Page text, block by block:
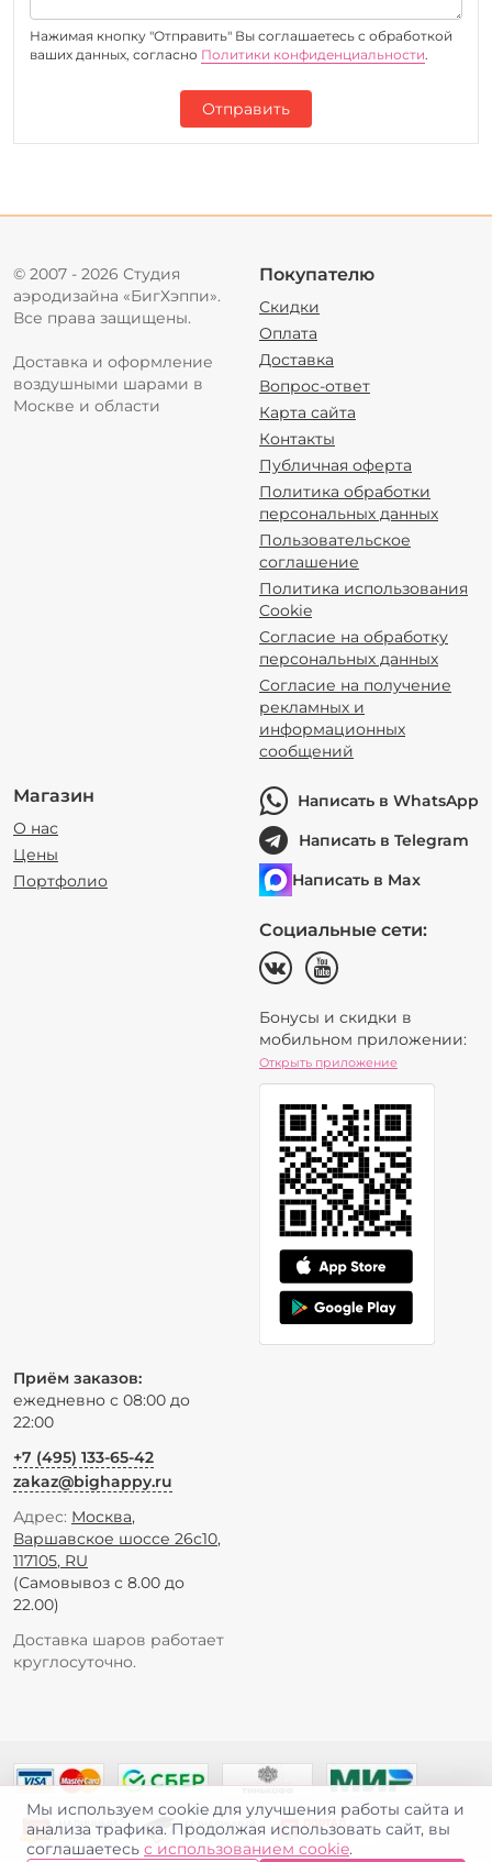
Нажимая кнопку "Отправить" Вы соглашаетесь c обработкой
ваших данных, согласно Политики конфиденциальности.
Отправить
© 2007 - 2026 Студия
аэродизайна «БигХэппи».
Все права защищены.
Доставка и оформление
воздушными шарами в
Москве и области
Покупателю
Скидки
Оплата
Доставка
Вопрос-ответ
Карта сайта
Контакты
Публичная оферта
Политика обработки
персональных данных
Пользовательское
соглашение
Политика использования
Cookie
Согласие на обработку
персональных данных
Согласие на получение
рекламных и
информационных
сообщений
Магазин
О нас
Цены
Портфолио
Написать в WhatsApp
Написать в Telegram
Написать в Max
Социальные сети:
Бонусы и скидки в
мобильном приложении:
Открыть приложение
Приём заказов:
ежедневно с 08:00 до
22:00
+7 (495) 133-65-42
zakaz@bighappy.ru
Адрес: Москва,
Варшавское шоссе 26с10,
117105, RU
(Самовывоз с 8.00 до
22.00)
Доставка шаров работает
круглосуточно.
Мы используем cookie для улучшения работы сайта и
анализа трафика. Продолжая использовать сайт, вы
соглашаетесь с использованием cookie.